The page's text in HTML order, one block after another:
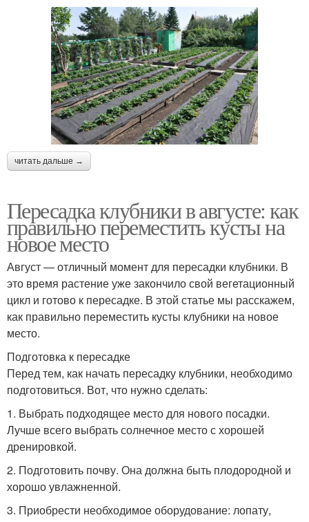
читать дальше →
Пересадка клубники в августе: как
правильно переместить кусты на
новое место
Август — отличный момент для пересадки клубники. В
это время растение уже закончило свой вегетационный
цикл и готово к пересадке. В этой статье мы расскажем,
как правильно переместить кусты клубники на новое
место.
Подготовка к пересадке
Перед тем, как начать пересадку клубники, необходимо
подготовиться. Вот, что нужно сделать:
1. Выбрать подходящее место для нового посадки.
Лучше всего выбрать солнечное место с хорошей
дренировкой.
2. Подготовить почву. Она должна быть плодородной и
хорошо увлажненной.
3. Приобрести необходимое оборудование: лопату,